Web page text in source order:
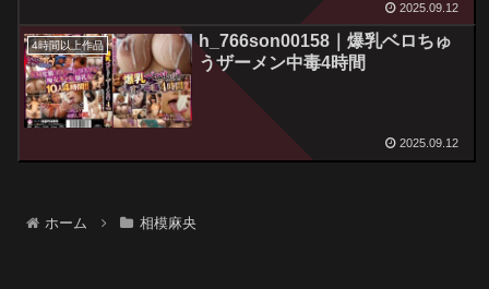
2025.09.12
4時間以上作品
h_766son00158｜爆乳ベロちゅ
うザーメン中毒4時間
2025.09.12
ホーム 相模麻央